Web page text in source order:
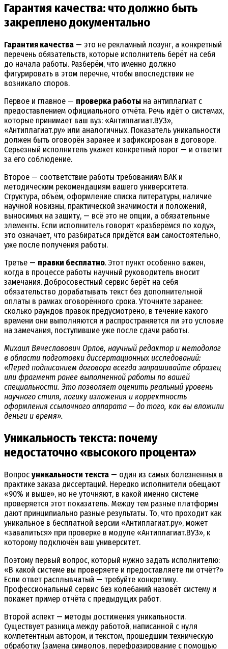
Гарантия качества: что должно быть
закреплено документально
Гарантия качества — это не рекламный лозунг, а конкретный
перечень обязательств, которые исполнитель берёт на себя
до начала работы. Разберём, что именно должно
фигурировать в этом перечне, чтобы впоследствии не
возникало споров.
Первое и главное — проверка работы на антиплагиат с
предоставлением официального отчёта. Речь идёт о системах,
которые принимает ваш вуз: «Антиплагиат.ВУЗ»,
«Антиплагиат.ру» или аналогичных. Показатель уникальности
должен быть оговорён заранее и зафиксирован в договоре.
Серьёзный исполнитель укажет конкретный порог — и ответит
за его соблюдение.
Второе — соответствие работы требованиям ВАК и
методическим рекомендациям вашего университета.
Структура, объём, оформление списка литературы, наличие
научной новизны, практической значимости и положений,
выносимых на защиту, — всё это не опции, а обязательные
элементы. Если исполнитель говорит «разберёмся по ходу»,
это означает, что разбираться придётся вам самостоятельно,
уже после получения работы.
Третье — правки бесплатно. Этот пункт особенно важен,
когда в процессе работы научный руководитель вносит
замечания. Добросовестный сервис берёт на себя
обязательство дорабатывать текст без дополнительной
оплаты в рамках оговорённого срока. Уточните заранее:
сколько раундов правок предусмотрено, в течение какого
времени они выполняются и распространяется ли это условие
на замечания, поступившие уже после сдачи работы.
Михаил Вячеславович Орлов, научный редактор и методолог
в области подготовки диссертационных исследований:
«Перед подписанием договора всегда запрашивайте образец
или фрагмент ранее выполненной работы по вашей
специальности. Это позволяет оценить реальный уровень
научного стиля, логику изложения и корректность
оформления ссылочного аппарата — до того, как вы вложили
деньги и время».
Уникальность текста: почему
недостаточно «высокого процента»
Вопрос уникальности текста — один из самых болезненных в
практике заказа диссертаций. Нередко исполнители обещают
«90% и выше», но не уточняют, в какой именно системе
проверяется этот показатель. Между тем разные платформы
дают принципиально разные результаты. То, что проходит как
уникальное в бесплатной версии «Антиплагиат.ру», может
«завалиться» при проверке в модуле «Антиплагиат.ВУЗ», к
которому подключён ваш университет.
Поэтому первый вопрос, который нужно задать исполнителю:
«В какой системе вы проверяете и предоставляете ли отчёт?»
Если ответ расплывчатый — требуйте конкретику.
Профессиональный сервис без колебаний назовёт систему и
покажет пример отчёта с предыдущих работ.
Второй аспект — методы достижения уникальности.
Существует разница между работой, написанной с нуля
компетентным автором, и текстом, прошедшим техническую
обработку (замена символов, перефразирование с помощью